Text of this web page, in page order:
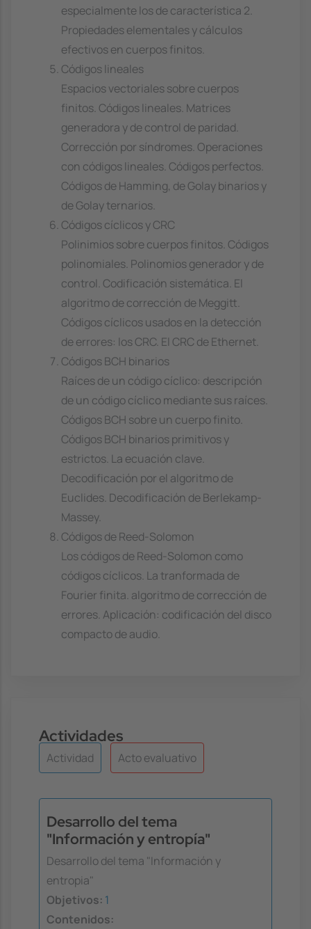
especialmente los de característica 2.
Propiedades elementales y cálculos
efectivos en cuerpos finitos.
Códigos lineales
Espacios vectoriales sobre cuerpos
finitos. Códigos lineales. Matrices
generadora y de control de paridad.
Corrección por síndromes. Operaciones
con códigos lineales. Códigos perfectos.
Códigos de Hamming, de Golay binarios y
de Golay ternarios.
Códigos cíclicos y CRC
Polinimios sobre cuerpos finitos. Códigos
polinomiales. Polinomios generador y de
control. Codificación sistemática. El
algoritmo de corrección de Meggitt.
Códigos cíclicos usados en la detección
de errores: los CRC. El CRC de Ethernet.
Códigos BCH binarios
Raíces de un código cíclico: descripción
de un código cíclico mediante sus raíces.
Códigos BCH sobre un cuerpo finito.
Códigos BCH binarios primitivos y
estrictos. La ecuación clave.
Decodificación por el algoritmo de
Euclides. Decodificación de Berlekamp-
Massey.
Códigos de Reed-Solomon
Los códigos de Reed-Solomon como
códigos cíclicos. La tranformada de
Fourier finita. algoritmo de corrección de
errores. Aplicación: codificación del disco
compacto de audio.
Actividades
Actividad Acto evaluativo
Desarrollo del tema
"Información y entropía"
Desarrollo del tema "Información y
entropia"
Objetivos: 1
Contenidos: